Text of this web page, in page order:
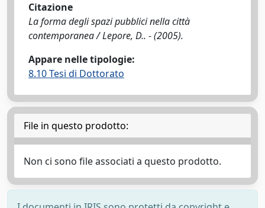
Citazione
La forma degli spazi pubblici nella città
contemporanea / Lepore, D.. - (2005).
Appare nelle tipologie:
8.10 Tesi di Dottorato
File in questo prodotto:
Non ci sono file associati a questo prodotto.